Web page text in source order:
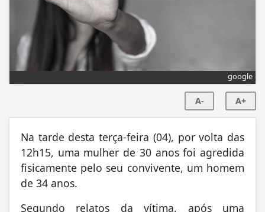
google
A- A+
Na tarde desta terça-feira (04), por volta das
12h15, uma mulher de 30 anos foi agredida
fisicamente pelo seu convivente, um homem
de 34 anos.
Segundo relatos da vítima, após uma